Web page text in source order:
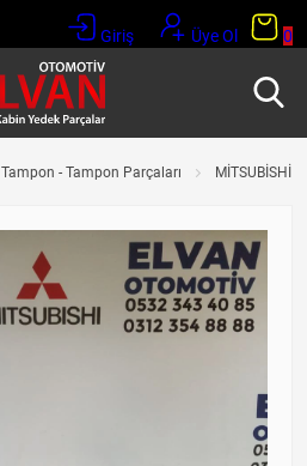
Giriş Üye Ol 0
Tampon - Tampon Parçaları MİTSUBİSHİ